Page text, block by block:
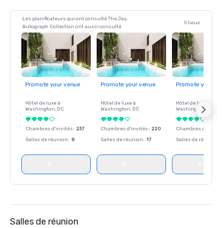
Les planificateurs qui ont consulté The Jay,
Autograph Collection ont aussi consulté
5 lieux
Promote your venue
Hôtel de luxe à
Washington, DC
Chambres d'invités: 237
Salles de réunion: 8
Promote your venue
Hôtel de luxe à
Washington, DC
Chambres d'invités: 220
Salles de réunion: 17
Promote your
Hôtel de luxe à
Washington
Chambres
Salles de réunion
Salles de réunion